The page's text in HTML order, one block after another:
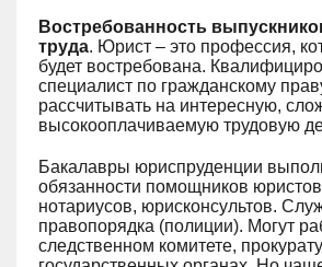
Востребованность
труда. Юрист – это профессия,
будет востребована.
специалист по гражданскому
рассчитывать на интересную,
высокооплачиваемую трудовую
Бакалавры юриспруденции
обязанности помощников
нотариусов, юрисконсультов.
правопорядка (полиции). Могут
следственном комитете,